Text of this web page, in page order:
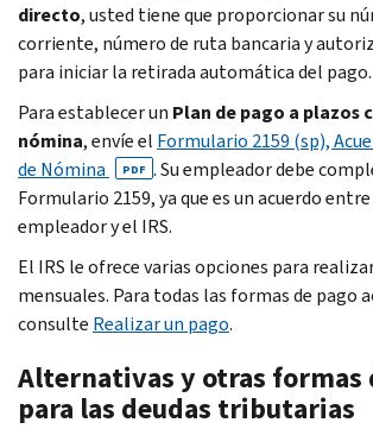
directo, usted tiene que proporcionar su
corriente, número de ruta bancaria y
para iniciar la retirada automática del pago.
Para establecer un Plan de pago a plazos
nómina, envíe el Formulario 2159 (sp),
de Nómina
PDF . Su empleador debe
Formulario 2159, ya que es un acuerdo
empleador y el IRS.
El IRS le ofrece varias opciones para
mensuales. Para todas las formas de pago
consulte Realizar un pago.
Alternativas y otras formas
para las deudas tributarias